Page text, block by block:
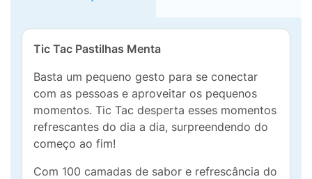
Tic Tac Pastilhas Menta
Basta um pequeno gesto para se conectar
com as pessoas e aproveitar os pequenos
momentos. Tic Tac desperta esses momentos
refrescantes do dia a dia, surpreendendo do
começo ao fim!
Com 100 camadas de sabor e refrescância do